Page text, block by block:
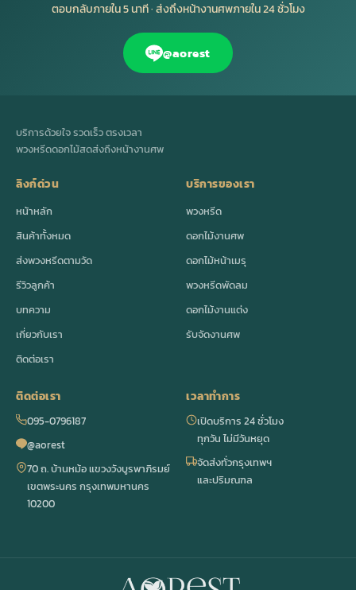
ตอบกลับภายใน 5 นาที · ส่งถึงหน้างานศพภายใน 24 ชั่วโมง
@aorest
บริการด้วยใจ รวดเร็ว ตรงเวลา
พวงหรีดดอกไม้สดส่งถึงหน้างานศพ
ลิงก์ด่วน
หน้าหลัก
สินค้าทั้งหมด
ส่งพวงหรีดตามวัด
รีวิวลูกค้า
บทความ
เกี่ยวกับเรา
ติดต่อเรา
บริการของเรา
พวงหรีด
ดอกไม้งานศพ
ดอกไม้หน้าเมรุ
พวงหรีดพัดลม
ดอกไม้งานแต่ง
รับจัดงานศพ
ติดต่อเรา
095-0796187
@aorest
70 ถ. บ้านหม้อ แขวงวังบูรพาภิรมย์
เขตพระนคร กรุงเทพมหานคร
10200
เวลาทำการ
เปิดบริการ 24 ชั่วโมง
ทุกวัน ไม่มีวันหยุด
จัดส่งทั่วกรุงเทพฯ
และปริมณฑล